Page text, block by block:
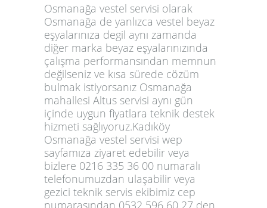
Osmanağa vestel servisi olarak
Osmanağa de yanlızca vestel beyaz
eşyalarınıza degil aynı zamanda
diğer marka beyaz eşyalarınızında
çalışma performansından memnun
değilseniz ve kısa sürede cözüm
bulmak istiyorsanız Osmanağa
mahallesi Altus servisi aynı gün
içinde uygun fiyatlara teknik destek
hizmeti sağlıyoruz.Kadıköy
Osmanağa vestel servisi wep
sayfamıza ziyaret edebilir veya
bizlere 0216 335 36 00 numaralı
telefonumuzdan ulaşabilir veya
gezici teknik servis ekibimiz cep
numarasından 0532 596 60 27 den